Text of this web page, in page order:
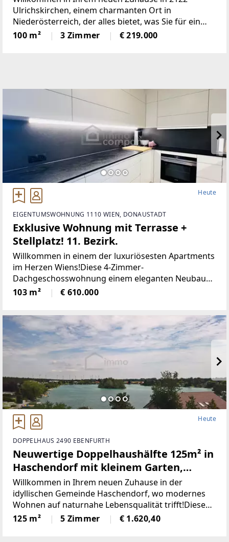
Anmeldung für Adresse- Anfrage
senden- Danke, ich freue mich auf Sie!!!
Ulrichskirchen, einem charmanten Ort in
Niederösterreich, der alles bietet, was Sie für ein
komfortables und ruhiges Leben benötigen. Dieses
räumlich gut angelegte Haus ist die perfekte
100 m² 3 Zimmer € 219.000
Heute
EIGENTUMSWOHNUNG 1110 WIEN, DONAUSTADT
Exklusive Wohnung mit Terrasse +
Stellplatz! 11. Bezirk.
Willkommen in einem der luxuriösesten Apartments
im Herzen Wiens!Diese 4-Zimmer-
Dachgeschosswohnung einem eleganten Neubau
im Herzen des 11.Die wunderschöne Wohnung mit
einer Fläche von 105 m2 verfügt über folgende
103 m² € 610.000
Heute
DOPPELHAUS 2490 EBENFURTH
Neuwertige Doppelhaushälfte 125m² in
Haschendorf mit kleinem Garten,
Balkon und Seezugang
Willkommen in Ihrem neuen Zuhause in der
idyllischen Gemeinde Haschendorf, wo modernes
Wohnen auf naturnahe Lebensqualität trifft!Diese
neuwertige Doppelhaushälfte bietet Ihnen auf
großzügigen 125 m² eine harmonische Kombination
125 m² 5 Zimmer € 1.620,40